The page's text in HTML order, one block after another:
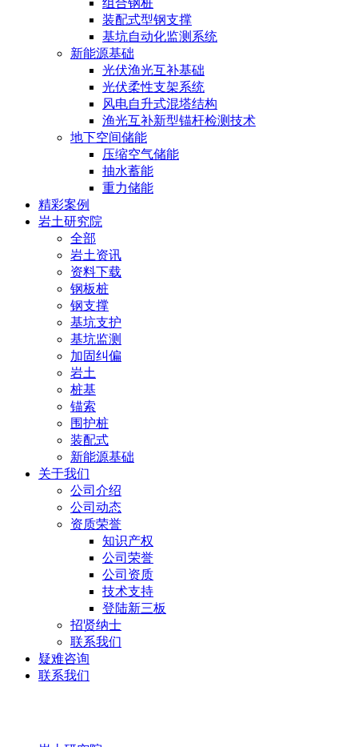
组合钢桩
装配式型钢支撑
基坑自动化监测系统
新能源基础
光伏渔光互补基础
光伏柔性支架系统
风电自升式混塔结构
渔光互补新型锚杆检测技术
地下空间储能
压缩空气储能
抽水蓄能
重力储能
精彩案例
岩土研究院
全部
岩土资讯
资料下载
钢板桩
钢支撑
基坑支护
基坑监测
加固纠偏
岩土
桩基
锚索
围护桩
装配式
新能源基础
关于我们
公司介绍
公司动态
资质荣誉
知识产权
公司荣誉
公司资质
技术支持
登陆新三板
招贤纳士
联系我们
疑难咨询
联系我们